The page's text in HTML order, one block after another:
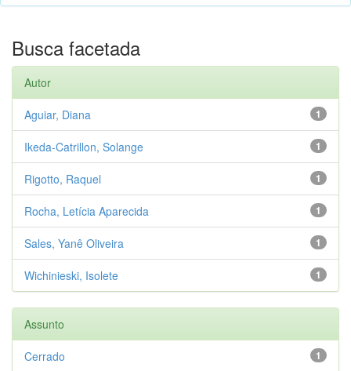
Busca facetada
Autor
1
Aguiar, Diana
1
Ikeda-Catrillon, Solange
1
Rigotto, Raquel
1
Rocha, Letícia Aparecida
1
Sales, Yanê Oliveira
1
Wichinieski, Isolete
Assunto
1
Cerrado